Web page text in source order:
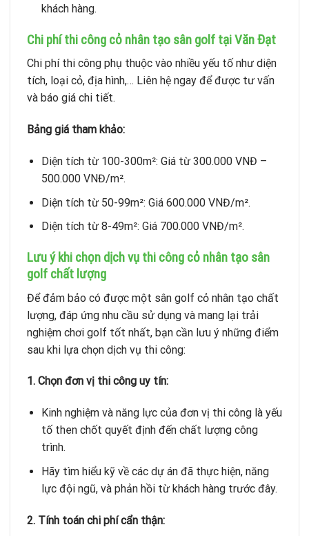
khách hàng.
Chi phí thi công cỏ nhân tạo sân golf tại Văn Đạt
Chi phí thi công phụ thuộc vào nhiều yếu tố như diện
tích, loại cỏ, địa hình,… Liên hệ ngay để được tư vấn
và báo giá chi tiết.
Bảng giá tham khảo:
Diện tích từ 100-300m²: Giá từ 300.000 VNĐ –
500.000 VNĐ/m².
Diện tích từ 50-99m²: Giá 600.000 VNĐ/m².
Diện tích từ 8-49m²: Giá 700.000 VNĐ/m².
Lưu ý khi chọn dịch vụ thi công cỏ nhân tạo sân
golf chất lượng
Để đảm bảo có được một sân golf cỏ nhân tạo chất
lượng, đáp ứng nhu cầu sử dụng và mang lại trải
nghiệm chơi golf tốt nhất, bạn cần lưu ý những điểm
sau khi lựa chọn dịch vụ thi công:
1. Chọn đơn vị thi công uy tín:
Kinh nghiệm và năng lực của đơn vị thi công là yếu
tố then chốt quyết định đến chất lượng công
trình.
Hãy tìm hiểu kỹ về các dự án đã thực hiện, năng
lực đội ngũ, và phản hồi từ khách hàng trước đây.
2. Tính toán chi phí cẩn thận: